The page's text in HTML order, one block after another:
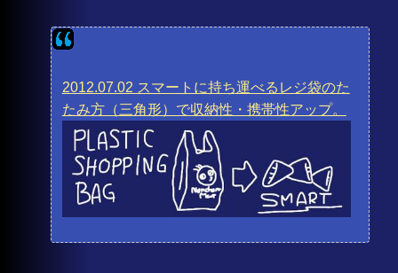
2012.07.02 スマートに持ち運べるレジ袋のた
たみ方（三角形）で収納性・携帯性アップ。